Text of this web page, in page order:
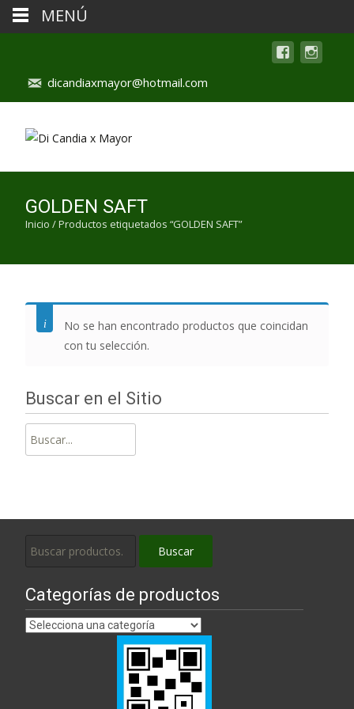
dicandiaxmayor@hotmail.com
GOLDEN SAFT
Inicio / Productos etiquetados “GOLDEN SAFT”
No se han encontrado productos que coincidan
con tu selección.
Buscar en el Sitio
Buscar:
Buscar
Buscar
Categorías de productos
MENÚ